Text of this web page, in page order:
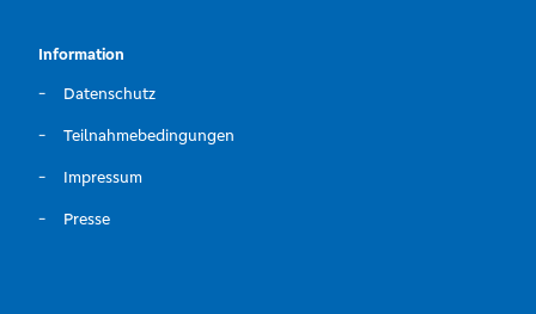
Information
Datenschutz
Teilnahmebedingungen
Impressum
Presse